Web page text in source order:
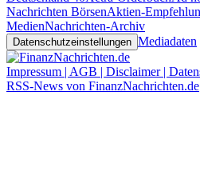
Nachrichten BörsenAktien-
MedienNachrichten-Archiv
Datenschutzeinstellungen Mediadaten
Impressum | AGB | Disclaimer |
RSS-News von FinanzNachrichten.de